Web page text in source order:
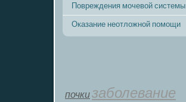
Повреждения мочевой системы
Оказание неотложной помощи
почкизаболевание